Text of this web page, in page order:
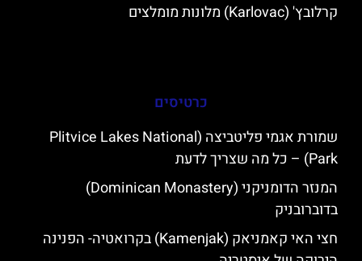
קרלובץ' (Karlovac) מלונות מומלצים
כרטיסים
שמורת אגמי פליטביצה (Plitvice Lakes National
Park) – כל מה שצריך לדעת
המנזר הדומניקני (Dominican Monastery)
בדוברובניק
חצי האי קאמניאק (Kamenjak) בקרואטיה- הפנינה